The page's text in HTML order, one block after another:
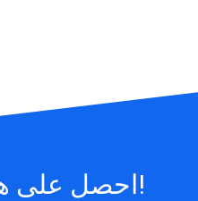
احصل على هذا التطبيق الآن!